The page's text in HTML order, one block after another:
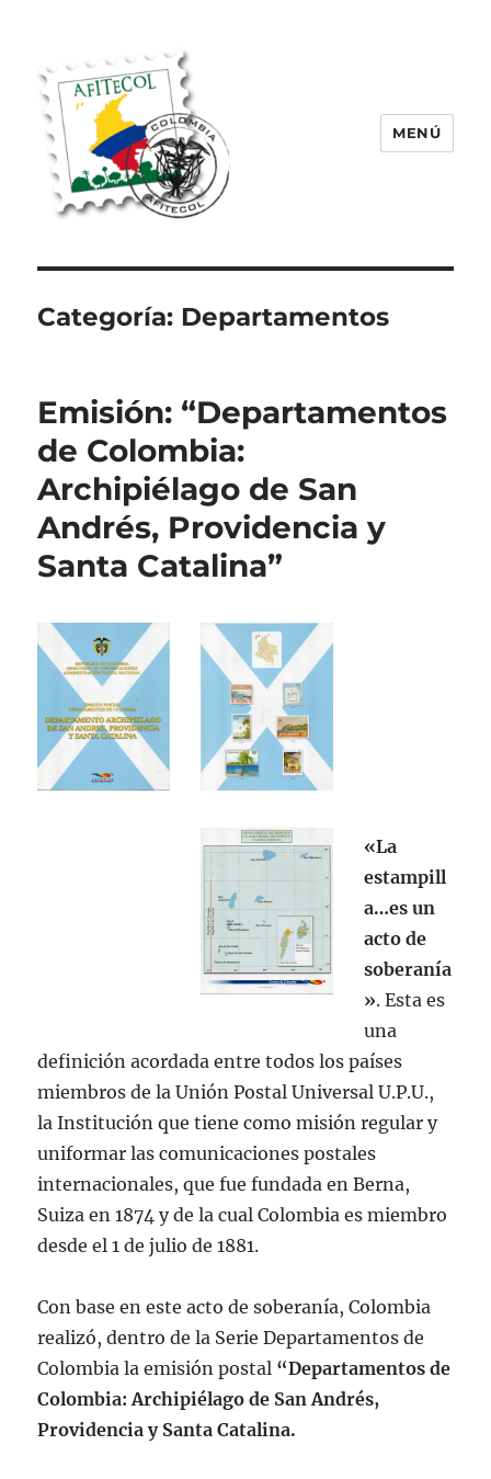
2025
MENÚ
Categoría: Departamentos
Emisión: “Departamentos
de Colombia:
Archipiélago de San
Andrés, Providencia y
Santa Catalina”
«La
estampill
a…es un
acto de
soberanía
». Esta es
una
definición acordada entre todos los países
miembros de la Unión Postal Universal U.P.U.,
la Institución que tiene como misión regular y
uniformar las comunicaciones postales
internacionales, que fue fundada en Berna,
Suiza en 1874 y de la cual Colombia es miembro
desde el 1 de julio de 1881.
Con base en este acto de soberanía, Colombia
realizó, dentro de la Serie Departamentos de
Colombia la emisión postal “Departamentos de
Colombia: Archipiélago de San Andrés,
Providencia y Santa Catalina.